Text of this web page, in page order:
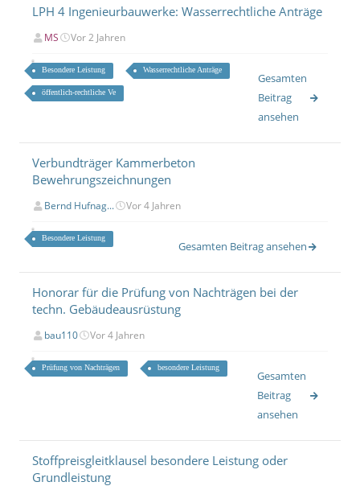
LPH 4 Ingenieurbauwerke: Wasserrechtliche Anträge
MS Vor 2 Jahren
Besondere Leistung Wasserrechtliche Anträge
öffentlich-rechtliche Ve
Gesamten
Beitrag
ansehen
Verbundträger Kammerbeton
Bewehrungszeichnungen
Bernd Hufnag... Vor 4 Jahren
Besondere Leistung
Gesamten Beitrag ansehen
Honorar für die Prüfung von Nachträgen bei der
techn. Gebäudeausrüstung
bau110 Vor 4 Jahren
Prüfung von Nachträgen besondere Leistung
Gesamten
Beitrag
ansehen
Stoffpreisgleitklausel besondere Leistung oder
Grundleistung